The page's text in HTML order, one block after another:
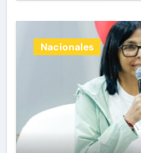
Nacionales